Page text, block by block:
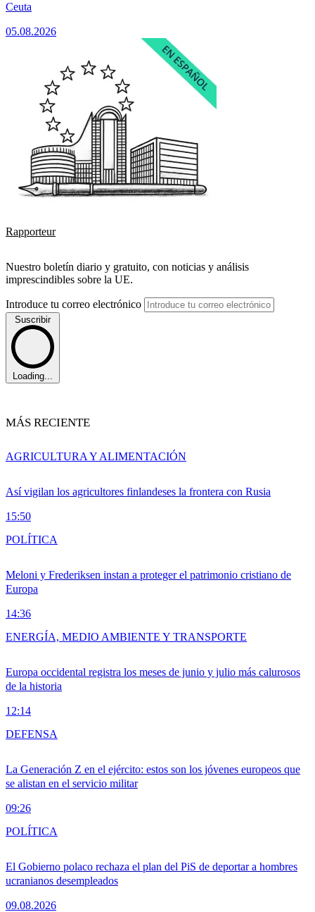
Ceuta
05.08.2026
Rapporteur
Nuestro boletín diario y gratuito, con noticias y análisis
imprescindibles sobre la UE.
Introduce tu correo electrónico
Suscribir
Loading...
MÁS RECIENTE
Así vigilan los agricultores finlandeses la frontera con Rusia
15:50
AGRICULTURA Y ALIMENTACIÓN
Meloni y Frederiksen instan a proteger el patrimonio cristiano de
Europa
14:36
POLÍTICA
Europa occidental registra los meses de junio y julio más calurosos
de la historia
12:14
ENERGÍA, MEDIO AMBIENTE Y TRANSPORTE
La Generación Z en el ejército: estos son los jóvenes europeos que
se alistan en el servicio militar
09:26
DEFENSA
El Gobierno polaco rechaza el plan del PiS de deportar a hombres
ucranianos desempleados
09.08.2026
POLÍTICA